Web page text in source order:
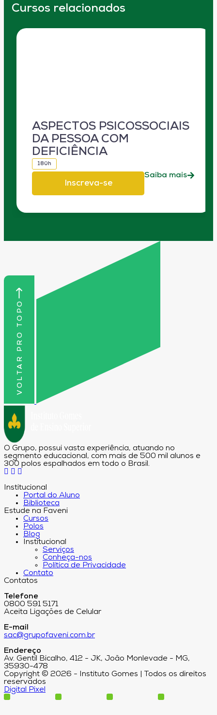
Cursos relacionados
ASPECTOS PSICOSSOCIAIS
DA PESSOA COM
DEFICIÊNCIA
180h
Inscreva-se
Saiba mais
VOLTAR PRO TOPO
O Grupo, possui vasta experiência, atuando no
segmento educacional, com mais de 500 mil alunos e
300 polos espalhados em todo o Brasil.
Institucional
Portal do Aluno
Biblioteca
Estude na Faveni
Cursos
Polos
Blog
Institucional
Serviços
Conheça-nos
Política de Privacidade
Contato
Contatos
Telefone
0800 591 5171
Aceita Ligações de Celular
E-mail
sac@grupofaveni.com.br
Endereço
Av. Gentil Bicalho, 412 - JK, João Monlevade - MG,
35930-478
Copyright © 2026 - Instituto Gomes | Todos os direitos
reservados
Digital Pixel